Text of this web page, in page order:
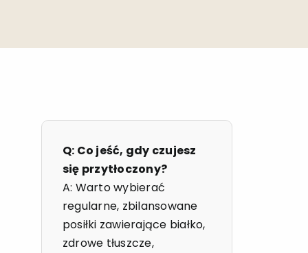
Q: Co jeść, gdy czujesz
się przytłoczony?
A: Warto wybierać
regularne, zbilansowane
posiłki zawierające białko,
zdrowe tłuszcze,